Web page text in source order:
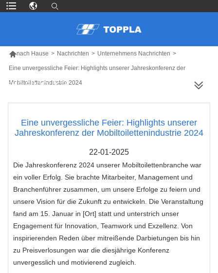
nach Hause > Nachrichten > Unternehmens Nachrichten >
Eine unvergessliche Feier: Highlights unserer Jahreskonferenz der
Mobiltoilettenindustrie 2024
MEHR PRODUKTE
Eine unvergessliche Feier: Highlights unserer
Jahreskonferenz der Mobiltoilettenindustrie 2024
22-01-2025
Die Jahreskonferenz 2024 unserer Mobiltoilettenbranche war
ein voller Erfolg. Sie brachte Mitarbeiter, Management und
Branchenführer zusammen, um unsere Erfolge zu feiern und
unsere Vision für die Zukunft zu entwickeln. Die Veranstaltung
fand am 15. Januar in [Ort] statt und unterstrich unser
Engagement für Innovation, Teamwork und Exzellenz. Von
inspirierenden Reden über mitreißende Darbietungen bis hin
zu Preisverlosungen war die diesjährige Konferenz
unvergesslich und motivierend zugleich.